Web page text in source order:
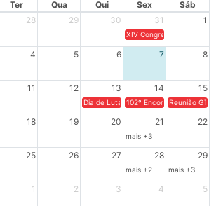
Ter Qua Qui Sex
Sáb
28 29 30 31 1
XIV Congresso Brasileiro
4 5 6 7 8
11 12 13 14 15
Dia de Luta em Defesa de Cuba e da
102º Encontro da
Reunião
18 19 20 21 22
mais +3
25 26 27 28 29
mais +2 mais +3
1 2 3 4 5